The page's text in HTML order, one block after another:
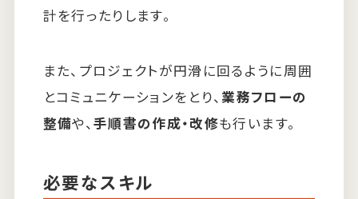
計を行ったりします。
また、プロジェクトが円滑に回るように周囲
とコミュニケーションをとり、業務フローの
整備や、手順書の作成・改修も行います。
必要なスキル